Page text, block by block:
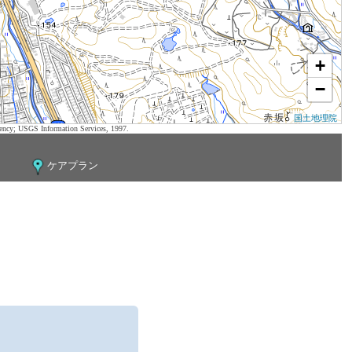
+
−
国土地理院
USGS Information Services, 1997.
ケアプラン